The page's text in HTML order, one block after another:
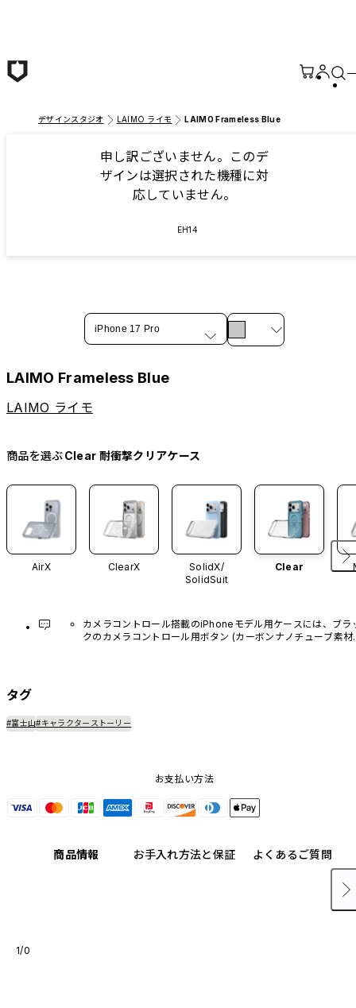
デザインスタジオ LAIMO ライモ LAIMO Frameless Blue
申し訳ございません。このデ
ザインは選択された機種に対
応していません。
EH14
iPhone 17 Pro
LAIMO Frameless Blue
LAIMO ライモ
商品を選ぶClear 耐衝撃クリアケース
AirX ClearX
SolidX/
SolidSuit
Clear
カメラコントロール搭載のiPhoneモデル用ケースには、ブラ
クのカメラコントロール用ボタン (カーボンナノチューブ素材)
タグ
#富士山#キャラクターストーリー
お支払い方法
商品情報 お手入れ方法と保証 よくあるご質問
1/0